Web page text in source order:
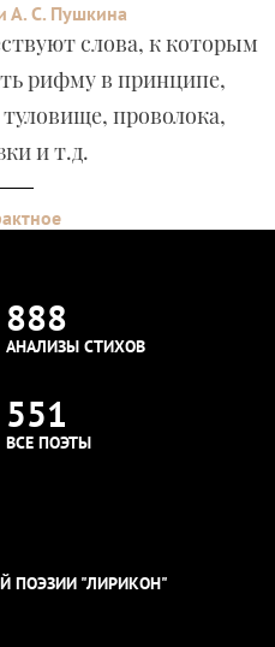
А. С. Пушкина
слова, к которым
рифму в принципе,
проволока,
и т.д.
888
АНАЛИЗЫ СТИХОВ
551
ВСЕ ПОЭТЫ
ПОЭЗИИ "ЛИРИКОН"